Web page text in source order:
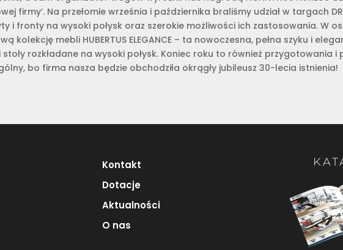
Na przełomie września i października braliśmy udział w targach
i fronty na wysoki połysk oraz szerokie możliwości ich zastosowania. W
mebli HUBERTUS ELEGANCE – ta nowoczesna, pełna szyku i
rozkładane na wysoki połysk. Koniec roku to również przygotowania i
bo firma nasza będzie obchodziła okrągły jubileusz 30-lecia istnienia!
Kontakt
Dotacje
Aktualności
O nas